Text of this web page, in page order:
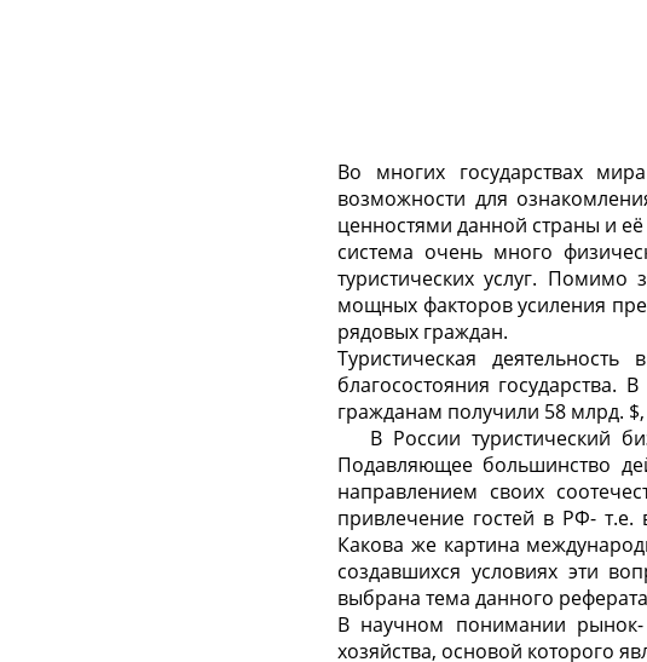
Во многих государствах
возможности для
ценностями данной страны и её
система очень много
туристических услуг.
мощных факторов усиления
рядовых граждан.
Туристическая
благосостояния государства.
гражданам получили 58 млрд.
В России туристический
Подавляющее большинство
направлением своих
привлечение гостей в РФ- т.е.
Какова же картина
создавшихся условиях эти
выбрана тема данного
В научном понимании рынок-
хозяйства, основой которого